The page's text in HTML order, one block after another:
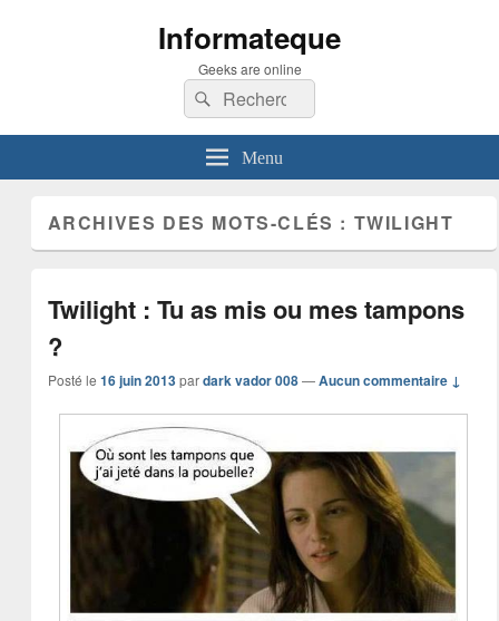
Informateque
Geeks are online
Recherche :
Rechercher
Menu
ARCHIVES DES MOTS-CLÉS : TWILIGHT
Twilight : Tu as mis ou mes tampons
?
Posté le 16 juin 2013 pardark vador 008 —Aucun commentaire ↓